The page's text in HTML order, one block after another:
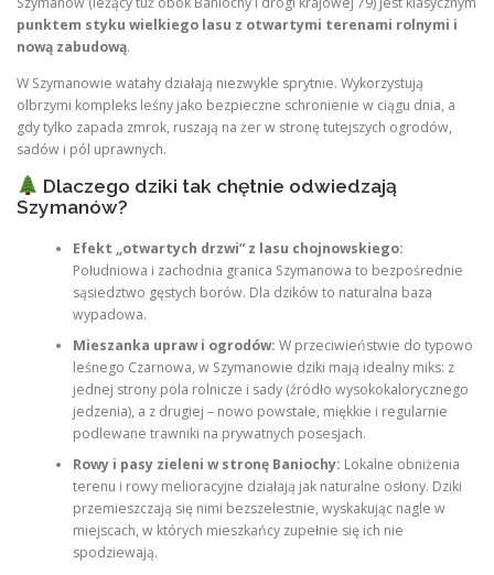
punktem styku wielkiego lasu z otwartymi terenami rolnymi i
nową zabudową.
W Szymanowie watahy działają niezwykle sprytnie. Wykorzystują
olbrzymi kompleks leśny jako bezpieczne schronienie w ciągu dnia, a
gdy tylko zapada zmrok, ruszają na żer w stronę tutejszych ogrodów,
sadów i pól uprawnych.
Dlaczego dziki tak chętnie odwiedzają
Szymanów?
Efekt „otwartych drzwi” z lasu chojnowskiego:
Południowa i zachodnia granica Szymanowa to bezpośrednie
sąsiedztwo gęstych borów. Dla dzików to naturalna baza
wypadowa.
Mieszanka upraw i ogrodów: W przeciwieństwie do typowo
leśnego Czarnowa, w Szymanowie dziki mają idealny miks: z
jednej strony pola rolnicze i sady (źródło wysokokalorycznego
jedzenia), a z drugiej – nowo powstałe, miękkie i regularnie
podlewane trawniki na prywatnych posesjach.
Rowy i pasy zieleni w stronę Baniochy: Lokalne obniżenia
terenu i rowy melioracyjne działają jak naturalne osłony. Dziki
przemieszczają się nimi bezszelestnie, wyskakując nagle w
miejscach, w których mieszkańcy zupełnie się ich nie
spodziewają.